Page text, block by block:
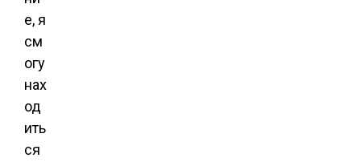
е, я
см
огу
нах
од
ить
ся